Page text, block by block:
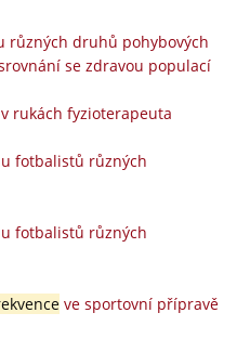
různých druhů pohybových
se zdravou populací
rukách fyzioterapeuta
fotbalistů různých
fotbalistů různých
ve sportovní přípravě